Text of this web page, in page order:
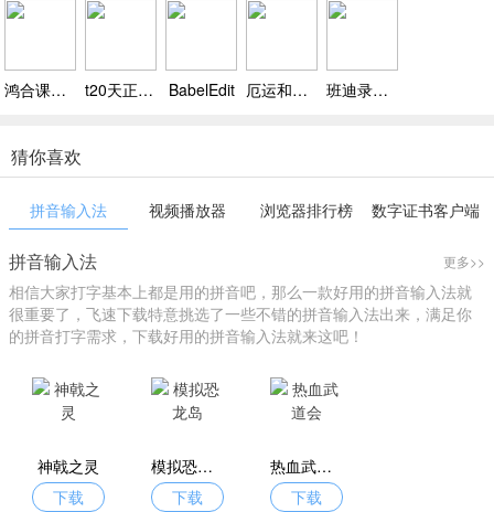
鸿合课堂评价 t20天正给排水软件 BabelEdit 厄运和命运 班迪录屏Bandicam
猜你喜欢
拼音输入法 视频播放器 浏览器排行榜 数字证书客户端
拼音输入法 更多>>
相信大家打字基本上都是用的拼音吧，那么一款好用的拼音输入法就
很重要了，飞速下载特意挑选了一些不错的拼音输入法出来，满足你
的拼音打字需求，下载好用的拼音输入法就来这吧！
神戟之灵
下载
模拟恐龙岛
下载
热血武道会
下载